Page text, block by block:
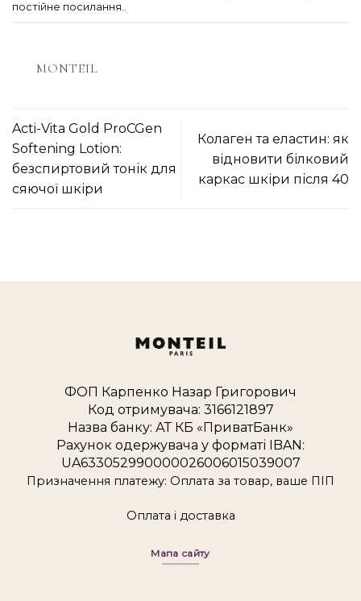
постійне посилання..
MONTEIL
Acti-Vita Gold ProCGen
Softening Lotion:
безспиртовий тонік для
сяючої шкіри
Колаген та еластин: як
відновити білковий
каркас шкіри після 40
ФОП Карпенко Назар Григорович
Код отримувача: 3166121897
Назва банку: АТ КБ «ПриватБанк»
Рахунок одержувача у форматі IBAN:
UA633052990000026006015039007
Призначення платежу: Оплата за товар, ваше ПІП
Оплата і доставка
Мапа сайту